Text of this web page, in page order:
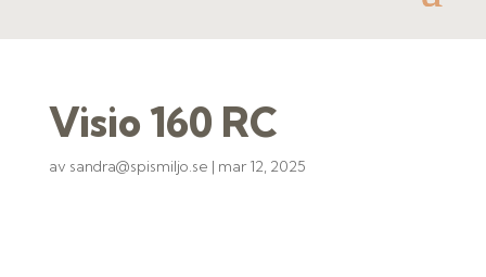
Visio 160 RC
av sandra@spismiljo.se | mar 12, 2025